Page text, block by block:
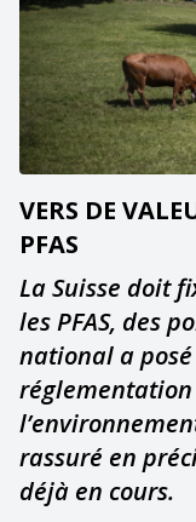
VERS DE
PFAS
La Suisse doit
les PFAS, des
national a
réglementation
rassuré en
déjà en cours.